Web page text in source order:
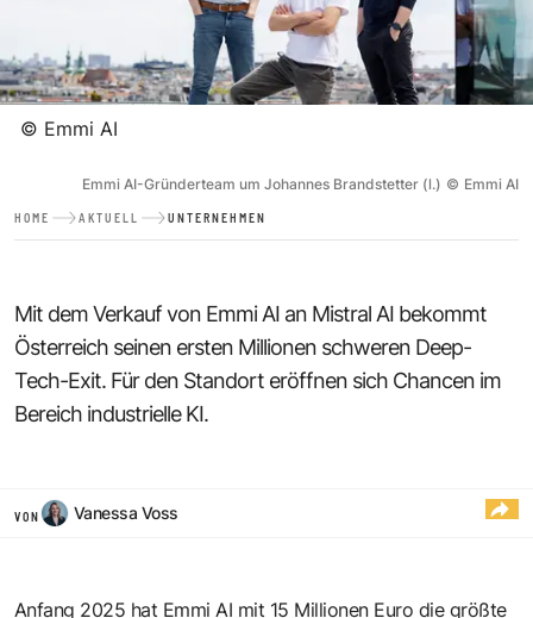
© Emmi AI
Emmi AI-Gründerteam um Johannes Brandstetter (l.) © Emmi AI
HOME AKTUELL UNTERNEHMEN
Mit dem Verkauf von Emmi AI an Mistral AI bekommt
Österreich seinen ersten Millionen schweren Deep-
Tech-Exit. Für den Standort eröffnen sich Chancen im
Bereich industrielle KI.
VON Vanessa Voss
Anfang 2025 hat Emmi AI mit 15 Millionen Euro die größte